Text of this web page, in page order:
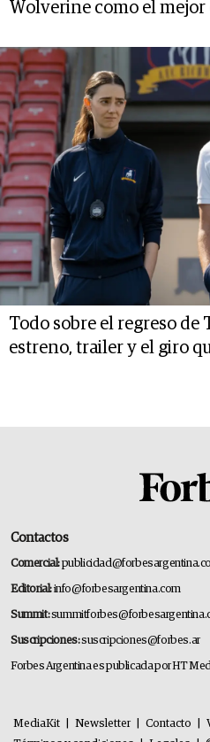
Wolverine como el
Todo sobre el regreso de
estreno, trailer y el giro
Contactos
Comercial:
Editorial:info@forbesargentina.com
Summit:
Suscripciones:suscripciones@forbes.ar
Forbes Argentina es publicada por HT
MediaKit Newsletter Contacto